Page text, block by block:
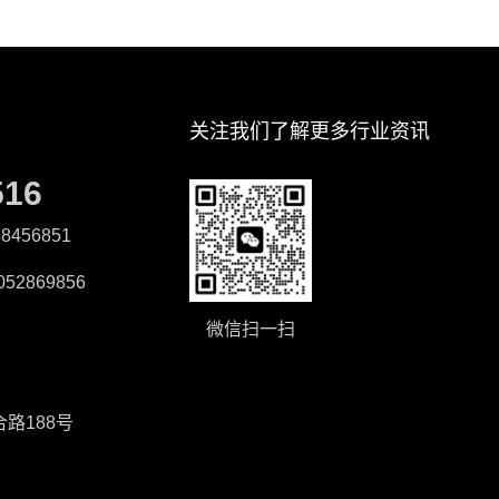
路188号
关注我们了解更多行业资讯
微信扫一扫